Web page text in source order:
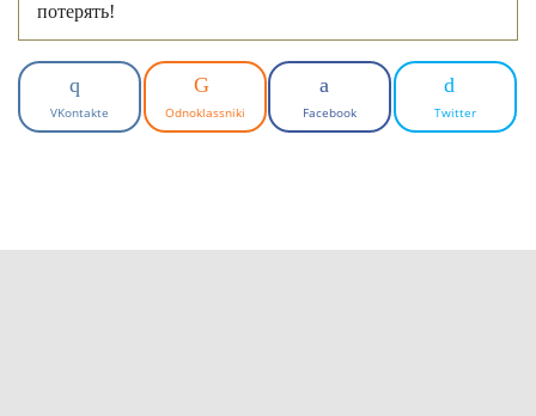
потерять!
VKontakte Odnoklassniki Facebook Twitter